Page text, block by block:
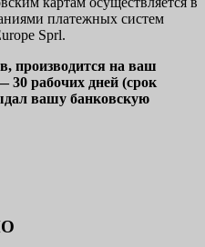
платежных систем
Sprl.
производится на ваш
30 рабочих дней (срок
вашу банковскую